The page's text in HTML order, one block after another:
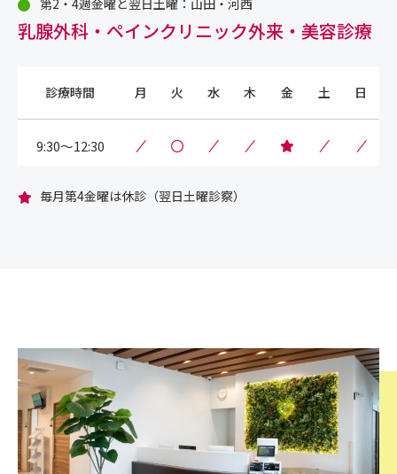
第2・4週金曜と翌日土曜：山田・河西
乳腺外科・ペインクリニック外来・美容診療
診療時間 月 火 水 木 金 土 日
9:30～12:30
毎⽉第4⾦曜は休診（翌⽇⼟曜診察）